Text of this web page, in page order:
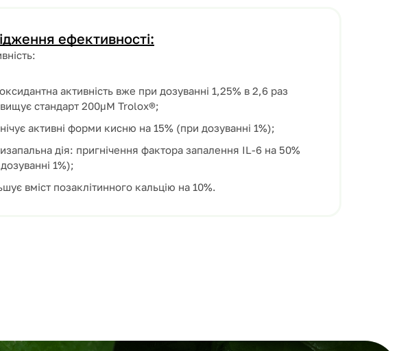
ефективності:
активність вже при дозуванні 1,25% в 2,6 раз
стандарт 200μM Trolox®;
активні форми кисню на 15% (при дозуванні 1%);
дія: пригнічення фактора запалення IL-6 на 50%
1%);
вміст позаклітинного кальцію на 10%.